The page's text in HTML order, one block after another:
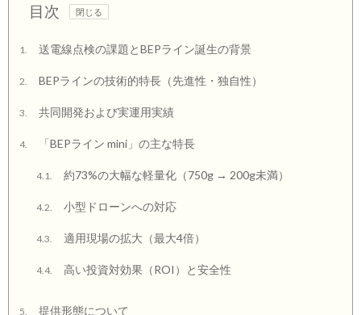
目次
1. 送電線点検の課題とBEPライン誕生の背景
2. BEPラインの技術的特長（先進性・独自性）
3. 共同開発および実運用実績
4. 「BEPライン mini」の主な特長
4.1. 約73%の大幅な軽量化（750g → 200g未満）
4.2. 小型ドローンへの対応
4.3. 適用現場の拡大（最大4倍）
4.4. 高い投資対効果（ROI）と安全性
5. 提供形態について